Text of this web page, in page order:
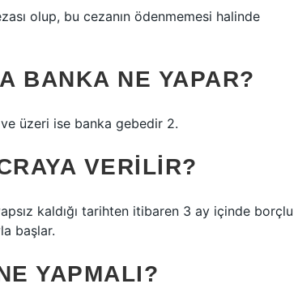
olup, bu cezanın ödenmemesi halinde
BANKA NE YAPAR?
üzeri ise banka gebedir 2.
VERILIR?
kaldığı tarihten itibaren 3 ay içinde borçlu
başlar.
YAPMALI?